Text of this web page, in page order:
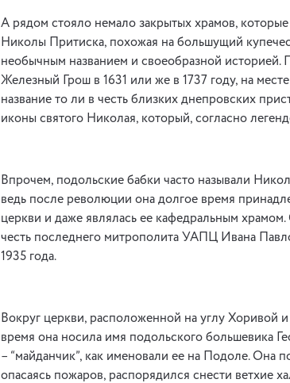
А рядом стояло немало закрытых храмов,
Николы Притиска, похожая на большущий
необычным названием и своеобразной историей.
Железный Грош в 1631 или же в 1737 году, на
название то ли в честь близких днепровских
иконы святого Николая, который, согласно
Впрочем, подольские бабки часто называли
ведь после революции она долгое время
церкви и даже являлась ее кафедральным
честь последнего митрополита УАПЦ Ивана
1935 года.
Вокруг церкви, расположенной на углу
время она носила имя подольского большевика
– “майданчик”, как именовали ее на Подоле. Она
опасаясь пожаров, распорядился снести ветхие